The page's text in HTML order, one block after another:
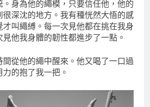
身為他的繩模，只要信任他，他的
很深沈的地方。我有種恍然大悟的感
才叫繩縛。每一次見他都在挑在我身
他我身體的韌性都進步了一點。
從他的繩中醒來。他又喝了一口過
的抱了我一把。